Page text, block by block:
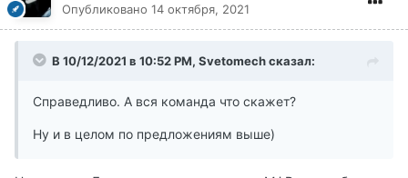
Опубликовано 14 октября, 2021
В 10/12/2021 в 10:52 PM, Svetomech сказал:
Справедливо. А вся команда что скажет?
Ну и в целом по предложениям выше)